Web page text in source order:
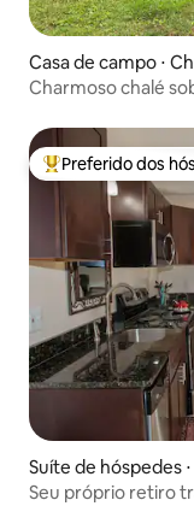
Casa de campo ⋅
Charmoso chalé
Entre os melhores
Preferido dos
Suíte de hóspedes
Seu próprio retiro